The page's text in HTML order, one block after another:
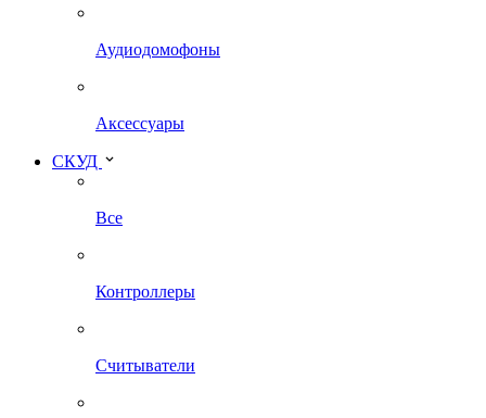
Аудиодомофоны
Аксессуары
СКУД
Все
Контроллеры
Считыватели